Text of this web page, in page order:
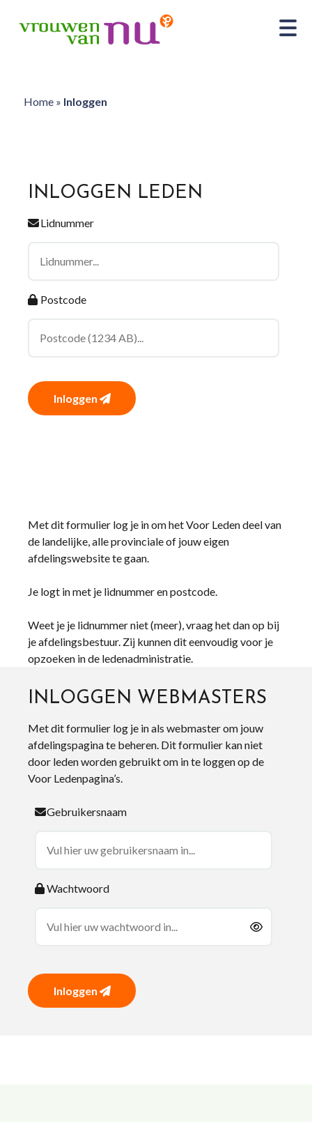
Home» Inloggen
INLOGGEN LEDEN
Lidnummer
Postcode
Inloggen
Met dit formulier log je in om het Voor Leden deel van
de landelijke, alle provinciale of jouw eigen
afdelingswebsite te gaan.
Je logt in met je lidnummer en postcode.
Weet je je lidnummer niet (meer), vraag het dan op bij
je afdelingsbestuur. Zij kunnen dit eenvoudig voor je
opzoeken in de ledenadministratie.
INLOGGEN WEBMASTERS
Met dit formulier log je in als webmaster om jouw
afdelingspagina te beheren. Dit formulier kan niet
door leden worden gebruikt om in te loggen op de
Voor Ledenpagina’s.
Gebruikersnaam
Wachtwoord
Inloggen